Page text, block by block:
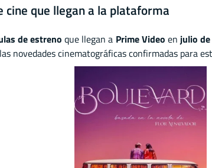
que llegan a la plataforma
de estreno que llegan a Prime Video enjulio
novedades cinematográficas confirmadas para